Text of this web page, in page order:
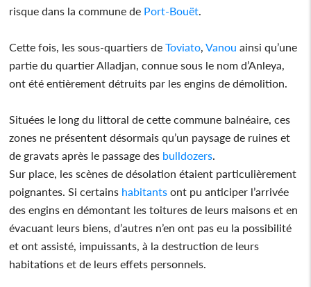
risque dans la commune de Port-Bouët
Cette fois, les sous-quartiers de Toviato Vanou ainsi qu’une
partie du quartier Alladjan, connue sous le nom d’Anleya,
ont été entièrement détruits par les engins de démolition.
Situées le long du littoral de cette commune balnéaire, ces
zones ne présentent désormais qu’un paysage de ruines et
de gravats après le passage des bulldozers
Sur place, les scènes de désolation étaient particulièrement
poignantes. Si certains habitants ont pu anticiper l’arrivée
des engins en démontant les toitures de leurs maisons et en
évacuant leurs biens, d’autres n’en ont pas eu la possibilité
et ont assisté, impuissants, à la destruction de leurs
habitations et de leurs effets personnels.